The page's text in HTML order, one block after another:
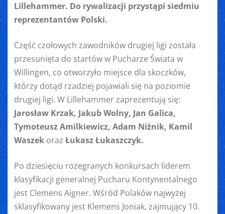
Lillehammer. Do rywalizacji przystąpi siedmiu
reprezentantów Polski.
Część czołowych zawodników drugiej ligi została
przesunięta do startów w Pucharze Świata w
Willingen, co otworzyło miejsce dla skoczków,
którzy dotąd rzadziej pojawiali się na poziomie
drugiej ligi. W Lillehammer zaprezentują się:
Jarosław Krzak, Jakub Wolny, Jan Galica,
Tymoteusz Amilkiewicz, Adam Niżnik, Kamil
Waszek oraz Łukasz Łukaszczyk.
Po dziesięciu rozegranych konkursach liderem
klasyfikacji generalnej Pucharu Kontynentalnego
jest Clemens Aigner. Wśród Polaków najwyżej
sklasyfikowany jest Klemens Joniak, zajmujący 10.